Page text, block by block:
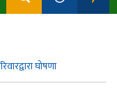
घोषणा